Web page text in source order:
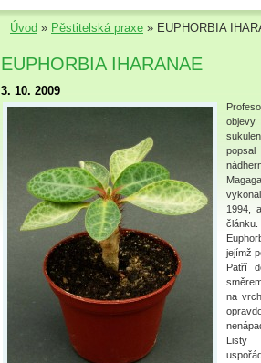
Úvod » Pěstitelská praxe » EUPHORBIA
EUPHORBIA IHARANAE
3. 10. 2009
1994,
článku.
jejímž
Patří
na
Listy